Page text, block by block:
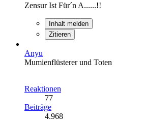
Zensur Ist Für´n A......!!
Inhalt melden
Zitieren
Anyu
Mumienflüsterer und Toten
Reaktionen
77
Beiträge
4.968